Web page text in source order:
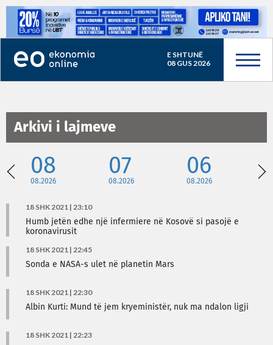
E SHTUNË
08 GUS 2026
Arkivi i lajmeve
08
08.2026
07
08.2026
06
08.2026
18 SHK 2021 | 23:10
Humb jetën edhe një infermiere në Kosovë si pasojë e
koronavirusit
18 SHK 2021 | 22:45
Sonda e NASA-s ulet në planetin Mars
18 SHK 2021 | 22:30
Albin Kurti: Mund të jem kryeministër, nuk ma ndalon ligji
18 SHK 2021 | 22:23